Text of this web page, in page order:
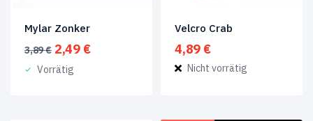
Mylar Zonker
3,89€ Ursprünglicher
Preis
war:
2,49 €Aktueller
Vorrätig
Velcro Crab
4,89 €
Nicht vorrätig